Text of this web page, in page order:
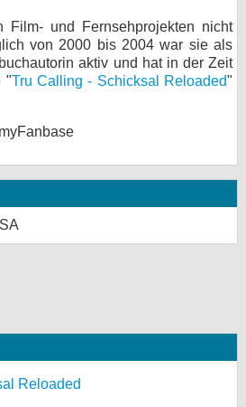
und Fernsehprojekten nicht
von 2000 bis 2004 war sie als
aktiv und hat in der Zeit
"Tru Calling - Schicksal Reloaded"
Reloaded
Gewinnspiele
Forum
Kontakt
Nutzungsbedingungen
Impressum